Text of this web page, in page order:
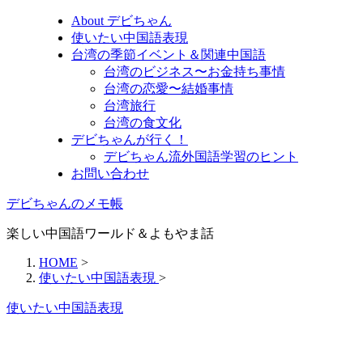
About デビちゃん
使いたい中国語表現
台湾の季節イベント＆関連中国語
台湾のビジネス〜お金持ち事情
台湾の恋愛〜結婚事情
台湾旅行
台湾の食文化
デビちゃんが行く！
デビちゃん流外国語学習のヒント
お問い合わせ
デビちゃんのメモ帳
楽しい中国語ワールド＆よもやま話
HOME >
使いたい中国語表現 >
使いたい中国語表現